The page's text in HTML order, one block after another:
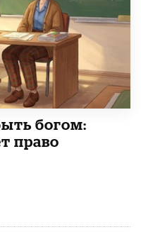
богом:
право